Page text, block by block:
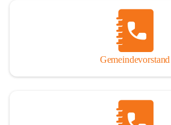
Gemeindevorstand